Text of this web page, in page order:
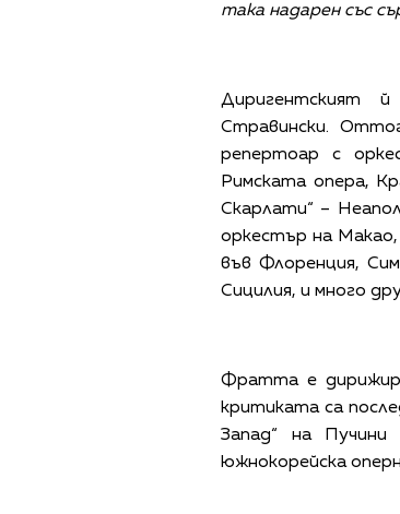
така надарен със
Диригентският
Стравински.
репертоар с
Римската опера,
Скарлати“ –
оркестър на Макао,
във Флоренция,
Сицилия, и много
Фратта е
критиката са
Запад“ на
южнокорейска